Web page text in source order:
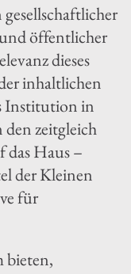
öffentlicher
dieses
inhaltlichen
Institution in
zeitgleich
Haus –
der Kleinen
für
bieten,